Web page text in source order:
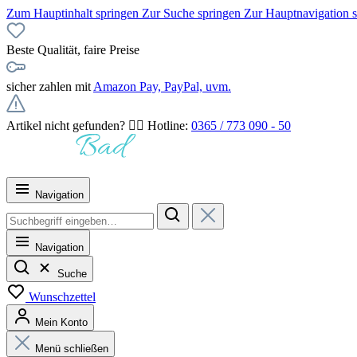
Zum Hauptinhalt springen Zur Suche springen Zur Hauptnavigation
Beste Qualität, faire Preise
sicher zahlen mit Amazon Pay, PayPal, uvm.
Artikel nicht gefunden? 👉🏻 Hotline: 0365 / 773 090 - 50
Navigation
Navigation
Suche
Wunschzettel
Mein Konto
Menü schließen